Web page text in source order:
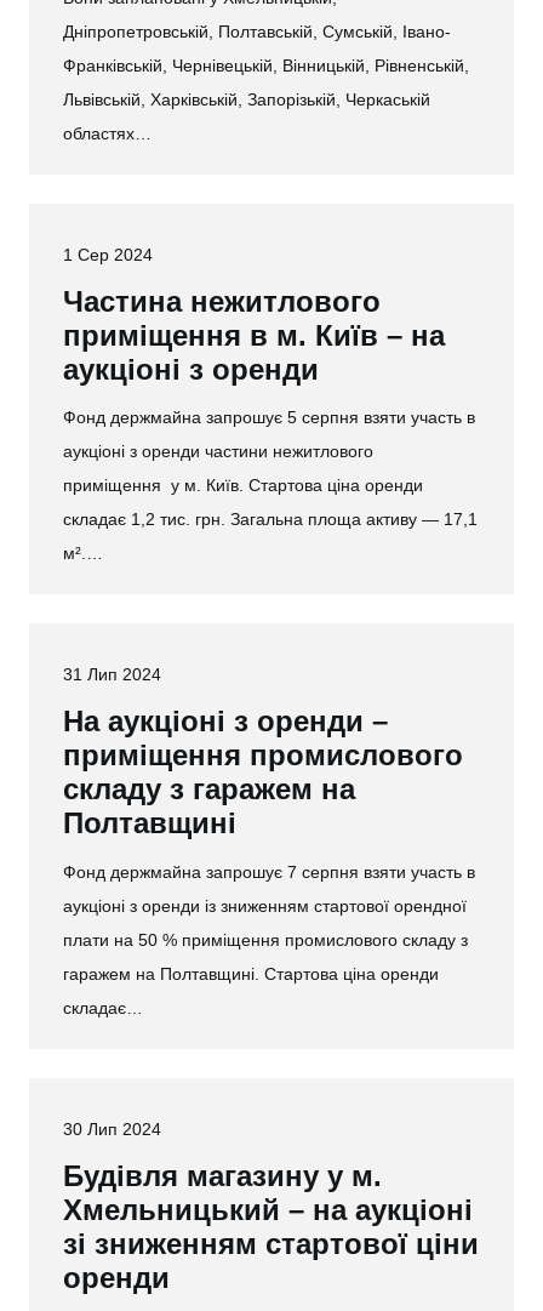
Дніпропетровській, Полтавській, Сумській, Івано-
Франківській, Чернівецькій, Вінницькій, Рівненській,
Львівській, Харківській, Запорізькій, Черкаській
областях…
1 Сер 2024
Частина нежитлового
приміщення в м. Київ – на
аукціоні з оренди
Фонд держмайна запрошує 5 серпня взяти участь в
аукціоні з оренди частини нежитлового
приміщення у м. Київ. Стартова ціна оренди
складає 1,2 тис. грн. Загальна площа активу — 17,1
м².…
31 Лип 2024
На аукціоні з оренди –
приміщення промислового
складу з гаражем на
Полтавщині
Фонд держмайна запрошує 7 серпня взяти участь в
аукціоні з оренди із зниженням стартової орендної
плати на 50 % приміщення промислового складу з
гаражем на Полтавщині. Стартова ціна оренди
складає…
30 Лип 2024
Будівля магазину у м.
Хмельницький – на аукціоні
зі зниженням стартової ціни
оренди